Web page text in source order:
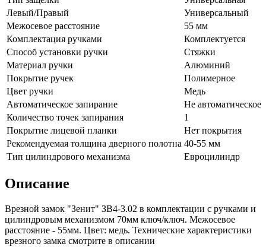
Левый/Правый
Универсальный
Межосевое расстояние
55 мм
Комплектация ручками
Комплектуется
Способ установки ручки
Стяжки
Материал ручки
Алюминий
Покрытие ручек
Полимерное
Цвет ручки
Медь
Автоматическое запирание
Не автоматическое
Количество точек запирания
1
Покрытие лицевой планки
Нет покрытия
Рекомендуемая толщина дверного полотна 40-55 мм
Тип цилиндрового механизма
Евроцилиндр
Описание
Врезной замок "Зенит" ЗВ4-3.02 в комплектации с ручками и
цилиндровым механизмом 70мм ключ/ключ. Межосевое
расстояние - 55мм. Цвет: медь. Технические характеристики
врезного замка смотрите в описании